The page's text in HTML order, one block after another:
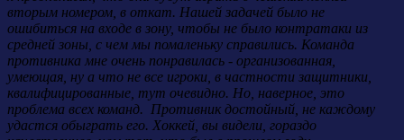
вторым номером, в откат. Нашей задачей было не
ошибиться на входе в зону, чтобы не было контратаки из
средней зоны, с чем мы помаленьку справились. Команда
противника мне очень понравилась - организованная,
умеющая, ну а что не все игроки, в частности защитники,
квалифицированные, тут очевидно. Но, наверное, это
проблема всех команд. Противник достойный, не каждому
удастся обыграть его. Хоккей, вы видели, гораздо